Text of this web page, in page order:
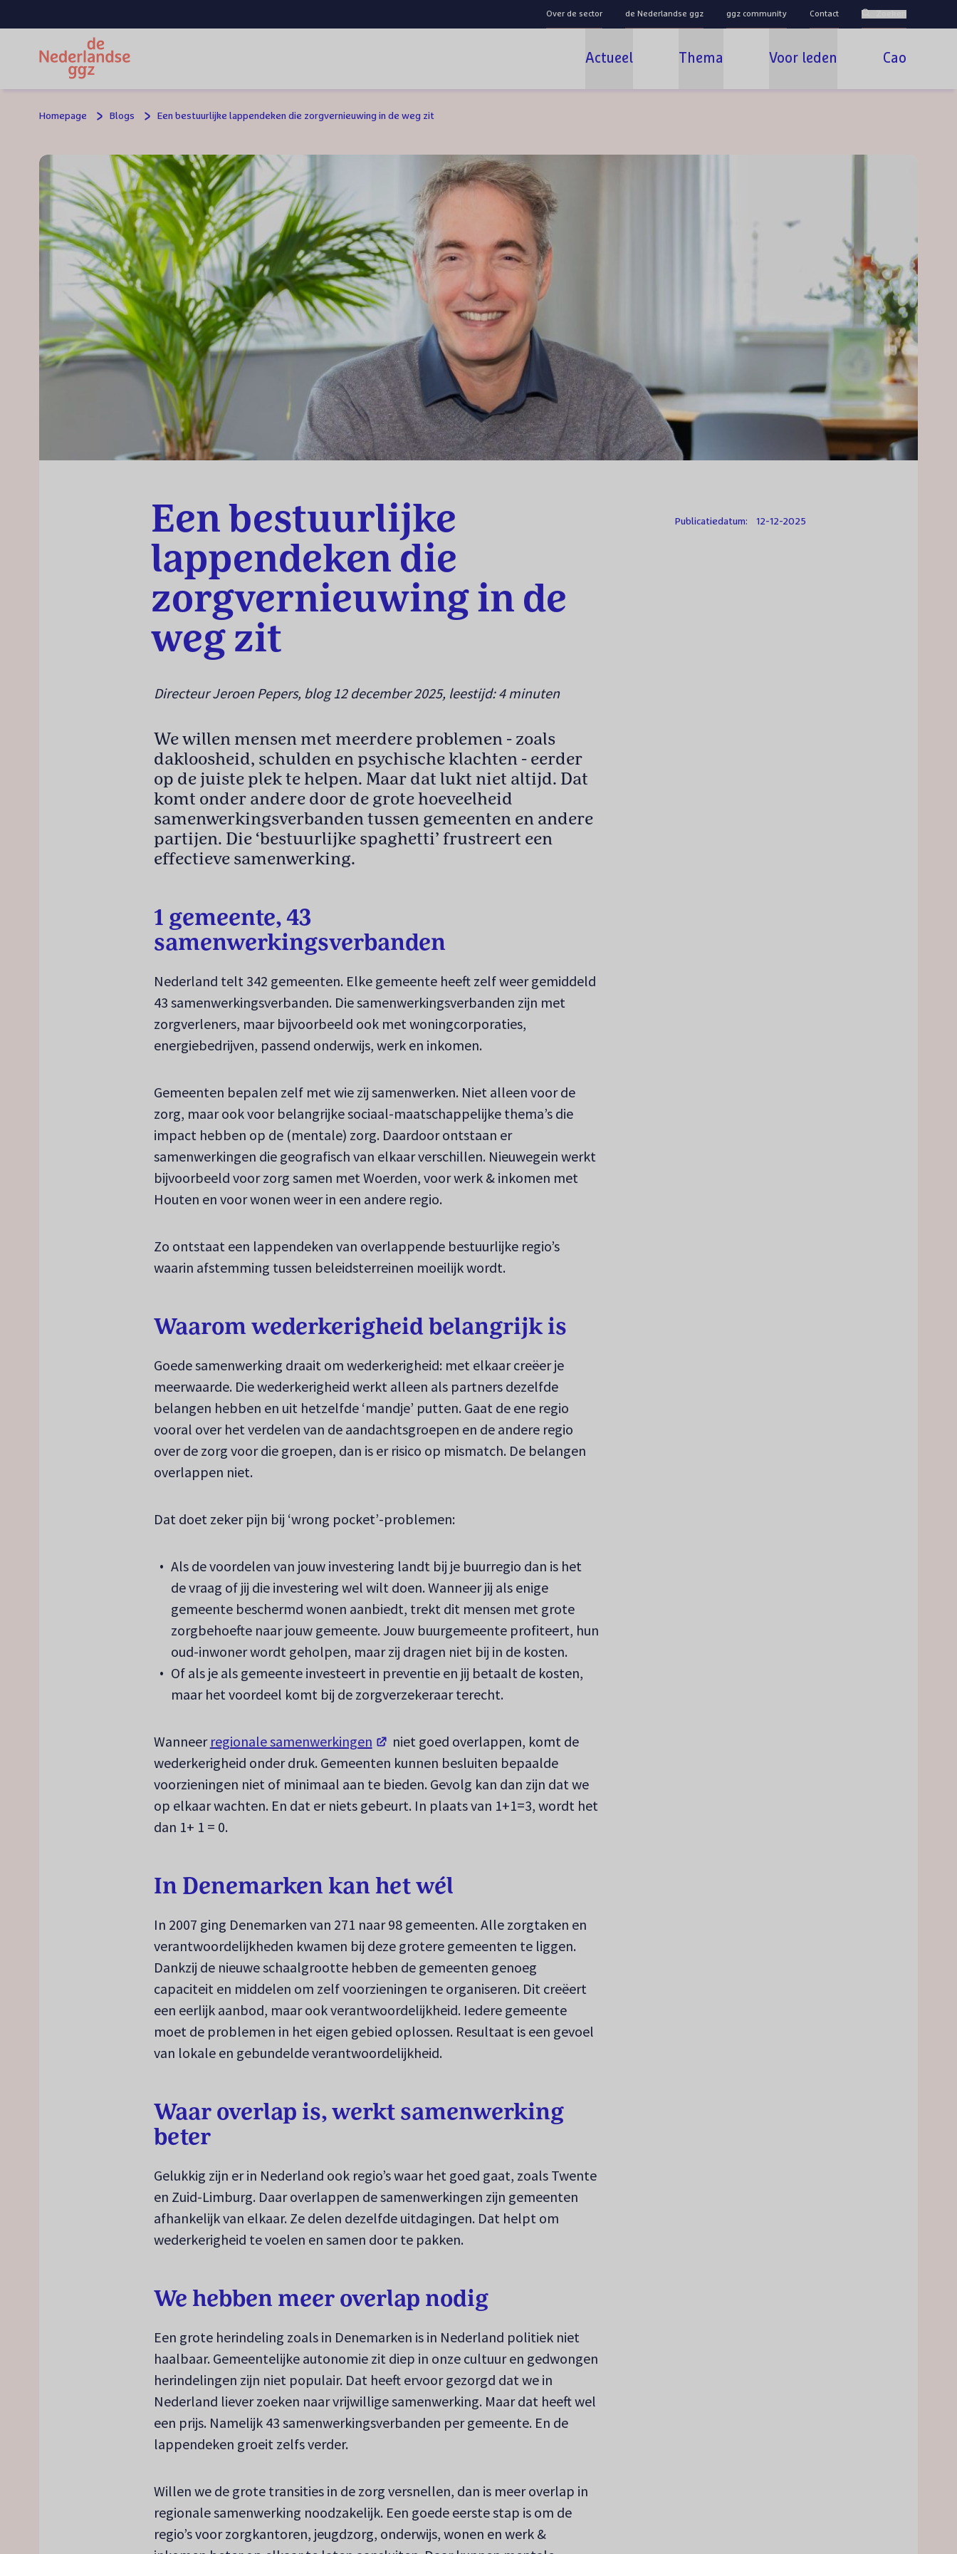
Actueel Thema Voor leden Cao
Over de sector de Nederlandse ggz ggz community Contact
Homepage Blogs Een bestuurlijke lappendeken die zorgvernieuwing in de weg zit
Een bestuurlijke
lappendeken die
zorgvernieuwing in de
weg zit
Publicatiedatum: 12-12-2025
Directeur Jeroen Pepers, blog 12 december 2025, leestijd: 4 minuten
We willen mensen met meerdere problemen - zoals
dakloosheid, schulden en psychische klachten - eerder
op de juiste plek te helpen. Maar dat lukt niet altijd. Dat
komt onder andere door de grote hoeveelheid
samenwerkingsverbanden tussen gemeenten en andere
partijen. Die ‘bestuurlijke spaghetti’ frustreert een
effectieve samenwerking.
1 gemeente, 43
samenwerkingsverbanden
Nederland telt 342 gemeenten. Elke gemeente heeft zelf weer gemiddeld
43 samenwerkingsverbanden. Die samenwerkingsverbanden zijn met
zorgverleners, maar bijvoorbeeld ook met woningcorporaties,
energiebedrijven, passend onderwijs, werk en inkomen.
Gemeenten bepalen zelf met wie zij samenwerken. Niet alleen voor de
zorg, maar ook voor belangrijke sociaal-maatschappelijke thema’s die
impact hebben op de (mentale) zorg. Daardoor ontstaan er
samenwerkingen die geografisch van elkaar verschillen. Nieuwegein werkt
bijvoorbeeld voor zorg samen met Woerden, voor werk & inkomen met
Houten en voor wonen weer in een andere regio.
Zo ontstaat een lappendeken van overlappende bestuurlijke regio’s
waarin afstemming tussen beleidsterreinen moeilijk wordt.
Waarom wederkerigheid belangrijk is
Goede samenwerking draait om wederkerigheid: met elkaar creëer je
meerwaarde. Die wederkerigheid werkt alleen als partners dezelfde
belangen hebben en uit hetzelfde ‘mandje’ putten. Gaat de ene regio
vooral over het verdelen van de aandachtsgroepen en de andere regio
over de zorg voor die groepen, dan is er risico op mismatch. De belangen
overlappen niet.
Dat doet zeker pijn bij ‘wrong pocket’-problemen:
Als de voordelen van jouw investering landt bij je buurregio dan is het
de vraag of jij die investering wel wilt doen. Wanneer jij als enige
gemeente beschermd wonen aanbiedt, trekt dit mensen met grote
zorgbehoefte naar jouw gemeente. Jouw buurgemeente profiteert, hun
oud-inwoner wordt geholpen, maar zij dragen niet bij in de kosten.
Of als je als gemeente investeert in preventie en jij betaalt de kosten,
maar het voordeel komt bij de zorgverzekeraar terecht.
Wanneer regionale samenwerkingen(opent in een nieuw tabblad)
niet goed overlappen, komt de
wederkerigheid onder druk. Gemeenten kunnen besluiten bepaalde
voorzieningen niet of minimaal aan te bieden. Gevolg kan dan zijn dat we
op elkaar wachten. En dat er niets gebeurt. In plaats van 1+1=3, wordt het
dan 1+ 1 = 0.
In Denemarken kan het wél
In 2007 ging Denemarken van 271 naar 98 gemeenten. Alle zorgtaken en
verantwoordelijkheden kwamen bij deze grotere gemeenten te liggen.
Dankzij de nieuwe schaalgrootte hebben de gemeenten genoeg
capaciteit en middelen om zelf voorzieningen te organiseren. Dit creëert
een eerlijk aanbod, maar ook verantwoordelijkheid. Iedere gemeente
moet de problemen in het eigen gebied oplossen. Resultaat is een gevoel
van lokale en gebundelde verantwoordelijkheid.
Waar overlap is, werkt samenwerking
beter
Gelukkig zijn er in Nederland ook regio’s waar het goed gaat, zoals Twente
en Zuid-Limburg. Daar overlappen de samenwerkingen zijn gemeenten
afhankelijk van elkaar. Ze delen dezelfde uitdagingen. Dat helpt om
wederkerigheid te voelen en samen door te pakken.
We hebben meer overlap nodig
Een grote herindeling zoals in Denemarken is in Nederland politiek niet
haalbaar. Gemeentelijke autonomie zit diep in onze cultuur en gedwongen
herindelingen zijn niet populair. Dat heeft ervoor gezorgd dat we in
Nederland liever zoeken naar vrijwillige samenwerking. Maar dat heeft wel
een prijs. Namelijk 43 samenwerkingsverbanden per gemeente. En de
lappendeken groeit zelfs verder.
Willen we de grote transities in de zorg versnellen, dan is meer overlap in
regionale samenwerking noodzakelijk. Een goede eerste stap is om de
regio’s voor zorgkantoren, jeugdzorg, onderwijs, wonen en werk &